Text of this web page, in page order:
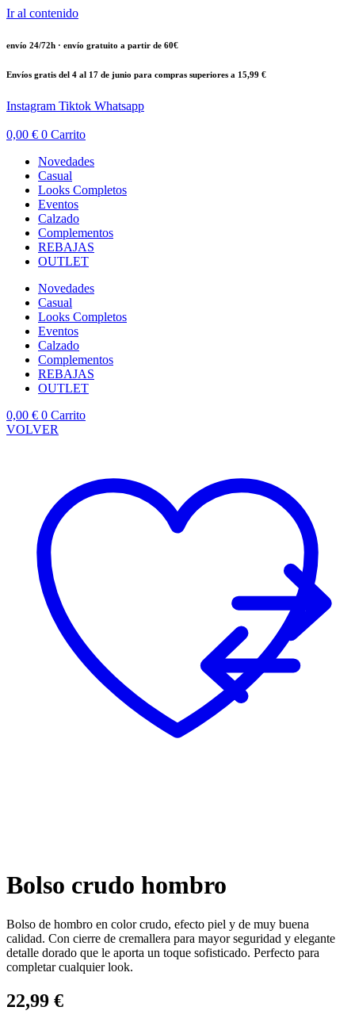
Ir al contenido
envío 24/72h · envío gratuito a partir de 60€
Envíos gratis del 4 al 17 de junio para compras superiores a 15,99 €
Instagram Tiktok Whatsapp
0,00 € 0 Carrito
Novedades
Casual
Looks Completos
Eventos
Calzado
Complementos
REBAJAS
OUTLET
Novedades
Casual
Looks Completos
Eventos
Calzado
Complementos
REBAJAS
OUTLET
0,00 € 0 Carrito
VOLVER
Bolso crudo hombro
Bolso de hombro en color crudo, efecto piel y de muy buena
calidad. Con cierre de cremallera para mayor seguridad y elegante
detalle dorado que le aporta un toque sofisticado. Perfecto para
completar cualquier look.
22,99 €